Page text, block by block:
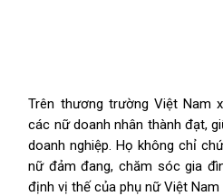
Trên thương trường Việt Nam
các nữ doanh nhân thành đạt,
doanh nghiệp. Họ không chỉ
nữ đảm đang, chăm sóc gia
định vị thế của phụ nữ Việt Nam